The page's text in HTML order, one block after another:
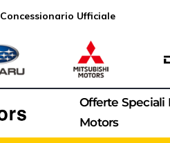
Concessionario Ufficiale
Offerte Speciali
Motors